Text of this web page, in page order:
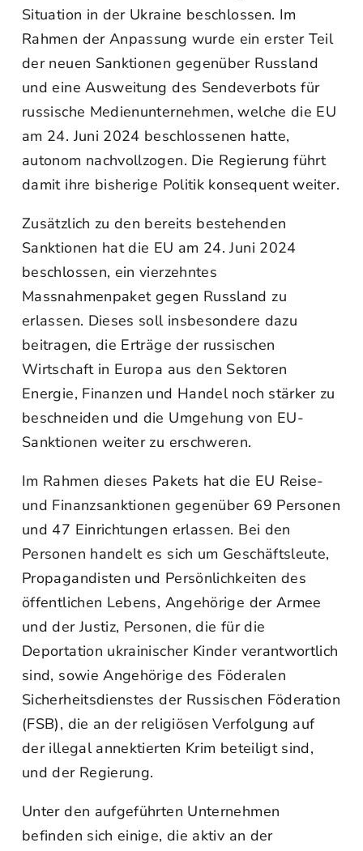
Situation in der Ukraine beschlossen. Im
Rahmen der Anpassung wurde ein erster Teil
der neuen Sanktionen gegenüber Russland
und eine Ausweitung des Sendeverbots für
russische Medienunternehmen, welche die EU
am 24. Juni 2024 beschlossenen hatte,
autonom nachvollzogen. Die Regierung führt
damit ihre bisherige Politik konsequent weiter.
Zusätzlich zu den bereits bestehenden
Sanktionen hat die EU am 24. Juni 2024
beschlossen, ein vierzehntes
Massnahmenpaket gegen Russland zu
erlassen. Dieses soll insbesondere dazu
beitragen, die Erträge der russischen
Wirtschaft in Europa aus den Sektoren
Energie, Finanzen und Handel noch stärker zu
beschneiden und die Umgehung von EU-
Sanktionen weiter zu erschweren.
Im Rahmen dieses Pakets hat die EU Reise-
und Finanzsanktionen gegenüber 69 Personen
und 47 Einrichtungen erlassen. Bei den
Personen handelt es sich um Geschäftsleute,
Propagandisten und Persönlichkeiten des
öffentlichen Lebens, Angehörige der Armee
und der Justiz, Personen, die für die
Deportation ukrainischer Kinder verantwortlich
sind, sowie Angehörige des Föderalen
Sicherheitsdienstes der Russischen Föderation
(FSB), die an der religiösen Verfolgung auf
der illegal annektierten Krim beteiligt sind,
und der Regierung.
Unter den aufgeführten Unternehmen
befinden sich einige, die aktiv an der